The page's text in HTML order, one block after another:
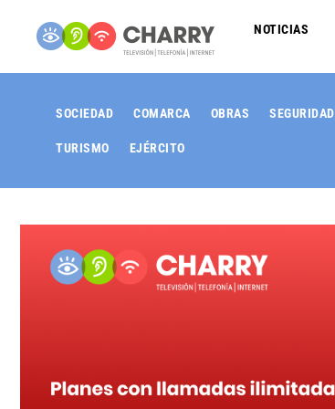
NOTICIAS
SOCIEDAD COMARCA OBRAS SEGURIDAD
TURISMO EJÉRCITO